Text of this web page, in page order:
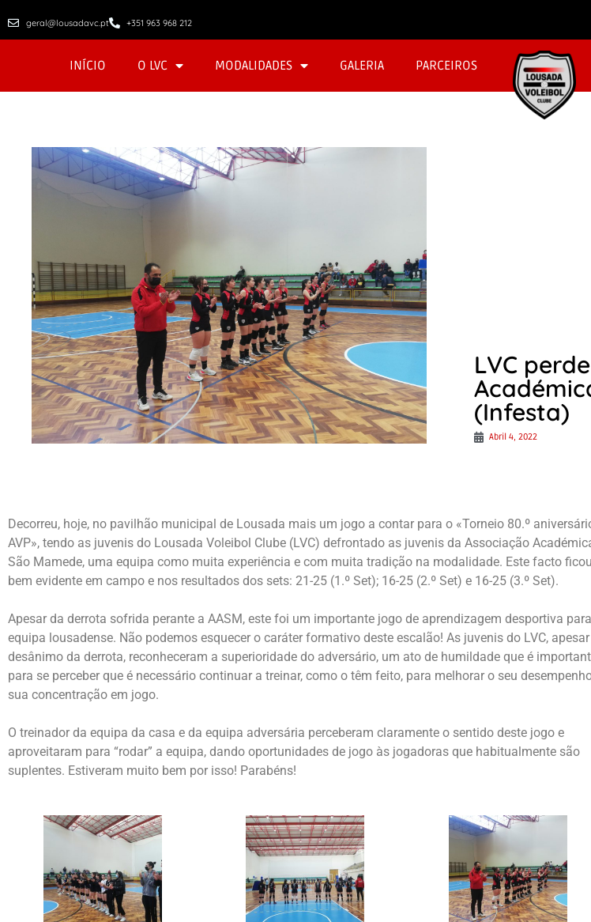
geral@lousadavc.pt +351 963 968 212
INÍCIO O LVC MODALIDADES GALERIA PARCEIROS
LVC
(Infesta)
Abril 4, 2022
Decorreu, hoje, no pavilhão municipal de Lousada mais um jogo a contar para o «Torneio 80.º
AVP», tendo as juvenis do Lousada Voleibol Clube (LVC) defrontado as juvenis da Associação
São Mamede, uma equipa como muita experiência e com muita tradição na modalidade. Este facto ficou
bem evidente em campo e nos resultados dos sets: 21-25 (1.º Set); 16-25 (2.º Set) e 16-25 (3.º Set).
Apesar da derrota sofrida perante a AASM, este foi um importante jogo de aprendizagem desportiva
equipa lousadense. Não podemos esquecer o caráter formativo deste escalão! As juvenis do LVC,
desânimo da derrota, reconheceram a superioridade do adversário, um ato de humildade que é
para se perceber que é necessário continuar a treinar, como o têm feito, para melhorar o seu
sua concentração em jogo.
O treinador da equipa da casa e da equipa adversária perceberam claramente o sentido deste jogo e
aproveitaram para “rodar” a equipa, dando oportunidades de jogo às jogadoras que habitualmente são
suplentes. Estiveram muito bem por isso! Parabéns!